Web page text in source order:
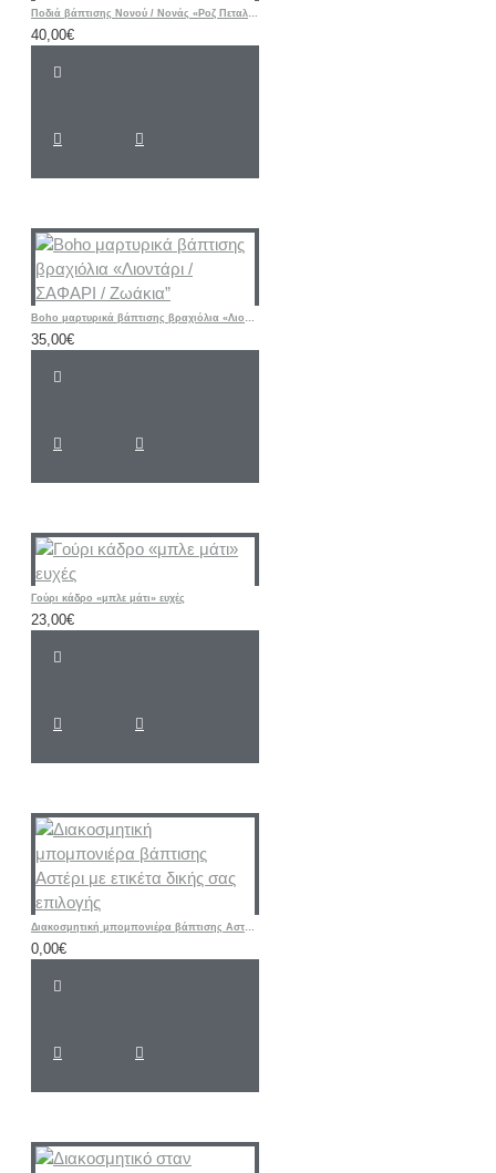
Ποδιά βάπτισης Νονού / Νονάς «Ροζ Πεταλούδα - Λουλούδι»
40,00€
Boho μαρτυρικά βάπτισης βραχιόλια «Λιοντάρι / ΣΑΦΑΡΙ / Ζωάκια”
35,00€
Γούρι κάδρο «μπλε μάτι» ευχές
23,00€
Διακοσμητική μπομπονιέρα βάπτισης Αστέρι με ετικέτα δικής σας επιλογής
0,00€